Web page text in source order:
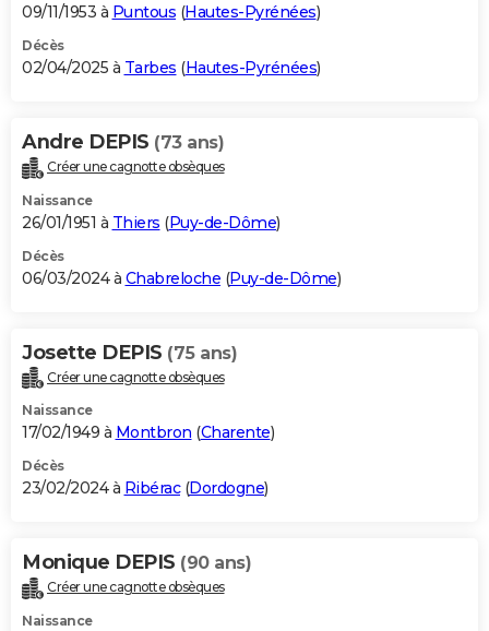
09/11/1953 à Puntous (Hautes-Pyrénées)
Décès
02/04/2025 à Tarbes (Hautes-Pyrénées)
Andre DEPIS (73 ans)
Créer une cagnotte obsèques
Naissance
26/01/1951 à Thiers (Puy-de-Dôme)
Décès
06/03/2024 à Chabreloche (Puy-de-Dôme)
Josette DEPIS (75 ans)
Créer une cagnotte obsèques
Naissance
17/02/1949 à Montbron (Charente)
Décès
23/02/2024 à Ribérac(Dordogne)
Monique DEPIS (90 ans)
Créer une cagnotte obsèques
Naissance